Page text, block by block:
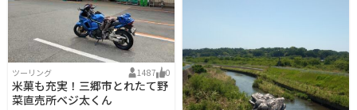
ツーリング 1487 0
米菓も充実！三郷市とれたて野
菜直売所ベジ太くん